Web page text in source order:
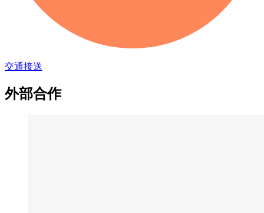
交通接送
外部合作